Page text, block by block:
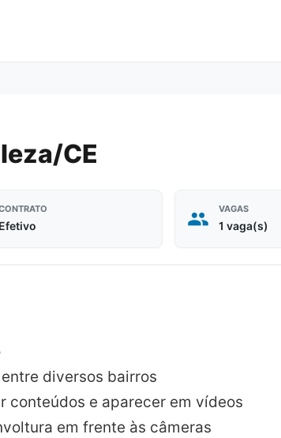
CE
Efetivo
VAGAS
1 vaga(s)
diversos bairros
conteúdos e aparecer em vídeos
em frente às câmeras